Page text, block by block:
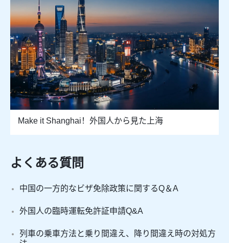
Make it Shanghai！外国人から見た上海
よくある質問
中国の一方的なビザ免除政策に関するQ＆A
外国人の臨時運転免許証申請Q&A
列車の乗車方法と乗り間違え、降り間違え時の対処方